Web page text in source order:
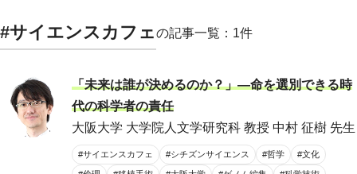
#サイエンスカフェの記事一覧：1件
「未来は誰が決めるのか？」―命を選別できる時
代の科学者の責任
大阪大学 大学院人文学研究科 教授 中村 征樹 先生
#サイエンスカフェ #シチズンサイエンス #哲学 #文化